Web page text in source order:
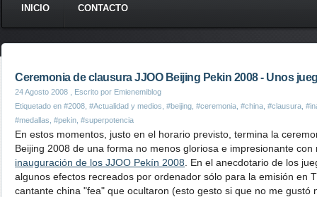
INICIO CONTACTO
Ceremonia de clausura JJOO Beijing Pekin 2008 - Unos
24 Agosto 2008 , Escrito por Emienemiblog
Etiquetado en #2008 #Actualidad y medios #beijing #ceremonia #china #clausura
#medallas #pekin #superpotencia
En estos momentos, justo en el horario previsto, termina la
Beijing 2008 de una forma no menos gloriosa e impresionante
inauguración de los JJOO Pekín 2008 . En el anecdotario de los
algunos efectos recreados por ordenador sólo para la emisión en
cantante china "fea" que ocultaron (esto gesto si que no me gustó